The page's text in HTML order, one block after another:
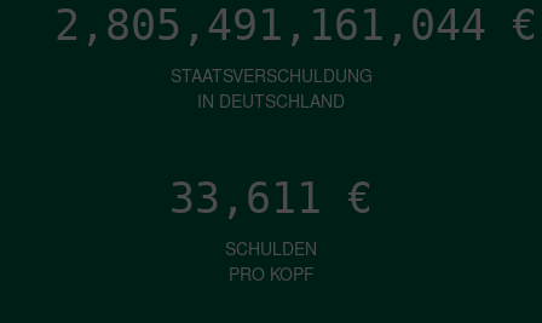
2,805,491,162,158 €
STAATSVERSCHULDUNG
IN DEUTSCHLAND
33,611 €
SCHULDEN
PRO KOPF